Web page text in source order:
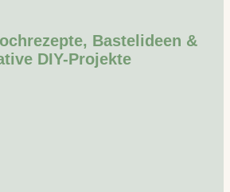
Bastelideen &
DIY-Projekte